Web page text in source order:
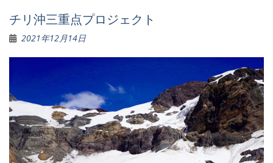
チリ沖三重点プロジェクト
2021年12月14日